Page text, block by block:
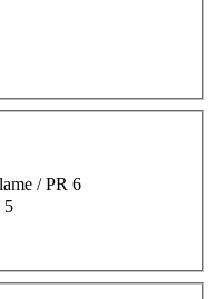
/ PR 6
5